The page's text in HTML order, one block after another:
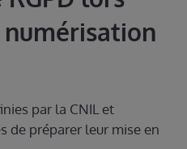
numérisation
par la CNIL et
de préparer leur mise en